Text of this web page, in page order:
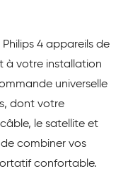
4 appareils de
à votre installation
universelle
dont votre
le satellite et
combiner vos
confortable.